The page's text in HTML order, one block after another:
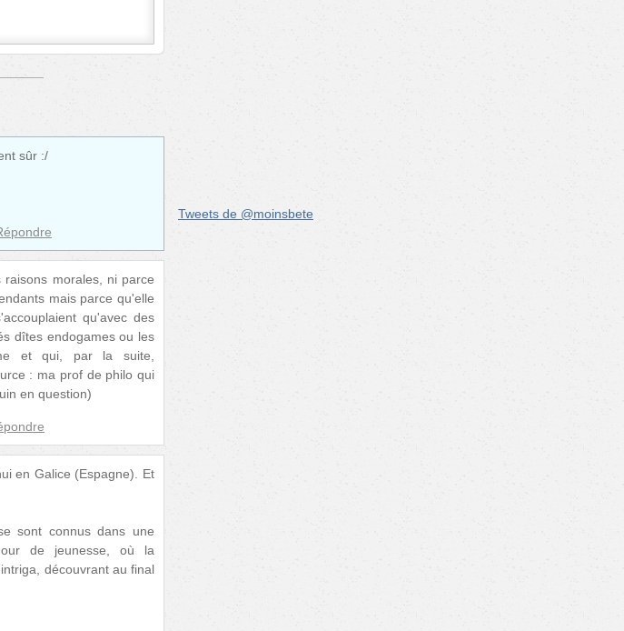
sûr :/
morales, ni parce
mais parce qu'elle
qu'avec des
dîtes endogames ou les
et qui, par la suite,
: ma prof de philo qui
en question)
en Galice (Espagne). Et
sont connus dans une
de jeunesse, où la
découvrant au final
Tweets de @moinsbete